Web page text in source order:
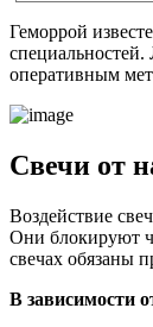
Геморрой
оперативным
Свечи от
Воздействие
Они блокируют
свечах обязаны
В зависимости